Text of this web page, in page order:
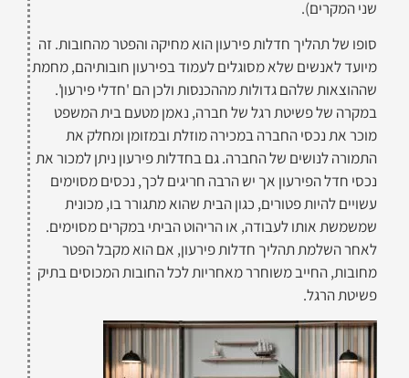
שני המקרים).
סופו של תהליך חדלות פירעון הוא מחיקה והפטר מהחובות. זה
מיועד לאנשים שלא מסוגלים לעמוד בפירעון חובותיהם, מחמת
שההוצאות שלהם גדולות מההכנסות ולכן הם 'חדלי פירעון'.
במקרה של פשיטת רגל של חברה, נאמן מטעם בית המשפט
מוכר את נכסי החברה במכירה מוזלת ובמזומן ומחלק את
התמורה לנושים של החברה. גם בחדלות פירעון ניתן למכור את
נכסי חדל הפירעון אך יש הרבה חריגים לכך, נכסים מסוימים
עשויים להיות פטורים, כגון הבית שהוא מתגורר בו, מכונית
שמשמשת אותו לעבודה, או הריהוט הביתי במקרים מסוימים.
לאחר השלמת תהליך חדלות פירעון, אם הוא מקבל הפטר
מחובות, החייב משוחרר מאחריות לכל החובות המכוסים בתיק
פשיטת הרגל.